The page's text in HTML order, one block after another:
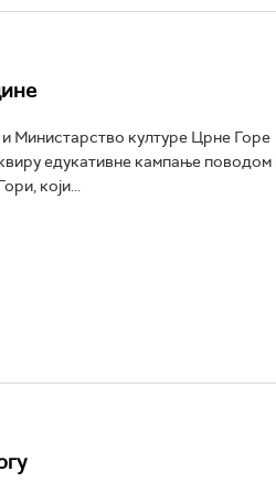
Министарство културе Црне Горе
едукативне кампање поводом
који...